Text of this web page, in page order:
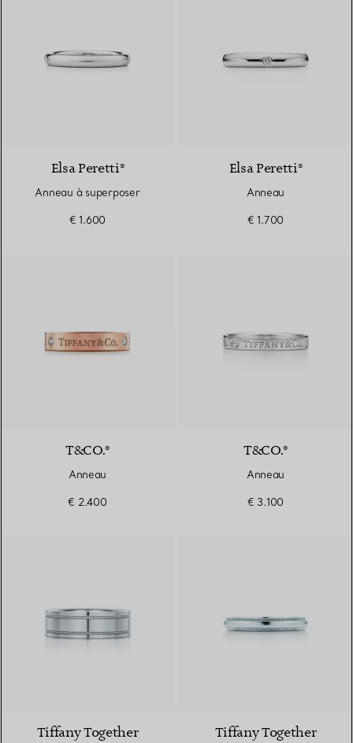
Elsa Peretti®
Anneau à superposer
€ 1.600
Elsa Peretti®
Anneau
€ 1.700
T&CO.®
Anneau
€ 2.400
T&CO.®
Anneau
€ 3.100
Tiffany Together Tiffany Together